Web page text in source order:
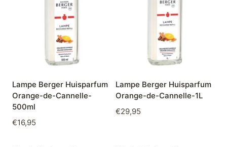
Lampe Berger Huisparfum
Orange-de-Cannelle-
500ml
€16,95
Lampe Berger Huisparfum
Orange-de-Cannelle-1L
€29,95